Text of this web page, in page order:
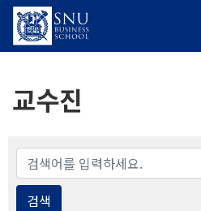
교수진
검색